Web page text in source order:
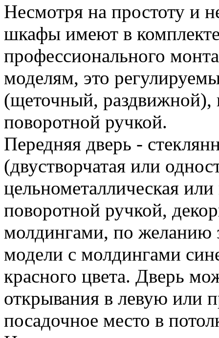
Несмотря на простоту и
шкафы имеют в
профессионального
моделям, это
(щеточный, раздвижной),
поворотной ручкой.
Передняя дверь -
(двустворчатая или
цельнометаллическая
поворотной ручкой,
молдингами, по желанию
модели с молдингами
красного цвета. Дверь
открывания в левую или
посадочное место в